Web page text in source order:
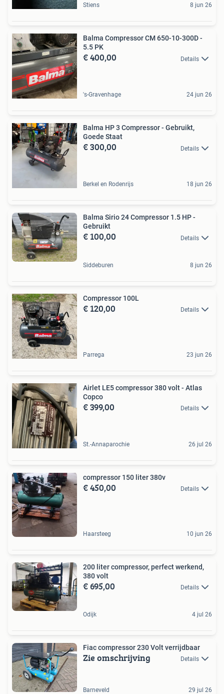
Stiens 8 jun 26
Balma Compressor CM 650-10-300D -
5.5 PK
€ 400,00 Details
's-Gravenhage 24 jun 26
Balma HP 3 Compressor - Gebruikt,
Goede Staat
€ 300,00 Details
Berkel en Rodenrijs 18 jun 26
Balma Sirio 24 Compressor 1.5 HP -
Gebruikt
€ 100,00 Details
Siddeburen 8 jun 26
Compressor 100L
€ 120,00 Details
Parrega 23 jun 26
Airlet LE5 compressor 380 volt - Atlas
Copco
€ 399,00 Details
St.-Annaparochie 26 jul 26
compressor 150 liter 380v
€ 450,00 Details
Haarsteeg 10 jun 26
200 liter compressor, perfect werkend,
380 volt
€ 695,00 Details
Odijk 4 jul 26
Fiac compressor 230 Volt verrijdbaar
Zie omschrijving Details
Barneveld 29 jul 26